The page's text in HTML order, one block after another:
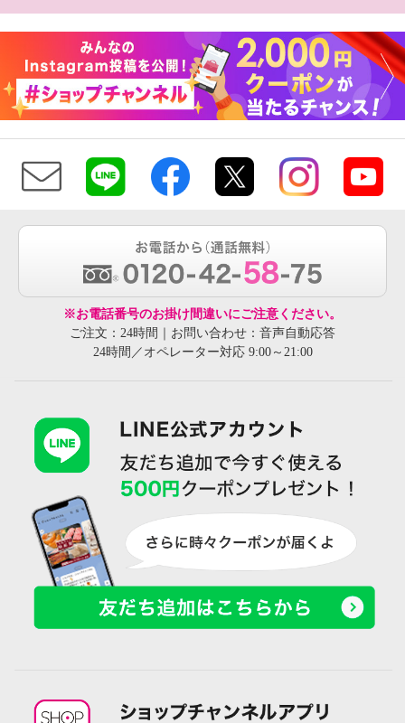
※お電話番号のお掛け間違いにご注意ください。
ご注文：24時間｜お問い合わせ：音声自動応答
24時間／オペレーター対応 9:00～21:00